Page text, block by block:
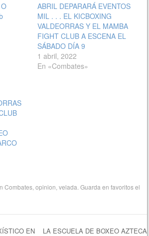
ABRIL DEPARARÁ EVENTOS
MIL . . . EL KICBOXING
VALDEORRAS Y EL MAMBA
FIGHT CLUB A ESCENA EL
SÁBADO DÍA 9
1 abril, 2022
En «Combates»
Combates ,opinion ,velada . Guarda en favoritos el
EN
LA ESCUELA DE BOXEO AZTECA